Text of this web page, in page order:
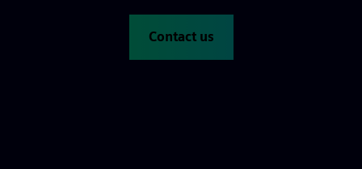
Contact us